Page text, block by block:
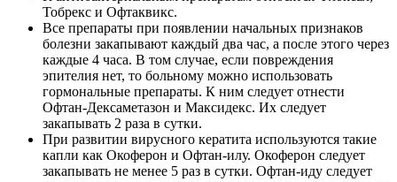
Тобрекс и Офтаквикс.
Все препараты при появлении начальных признаков
болезни закапывают каждый два час, а после этого через
каждые 4 часа. В том случае, если повреждения
эпителия нет, то больному можно использовать
гормональные препараты. К ним следует отнести
Офтан-Дексаметазон и Максидекс. Их следует
закапывать 2 раза в сутки.
При развитии вирусного кератита используются такие
капли как Окоферон и Офтан-илу. Окоферон следует
закапывать не менее 5 раз в сутки. Офтан-иду следует